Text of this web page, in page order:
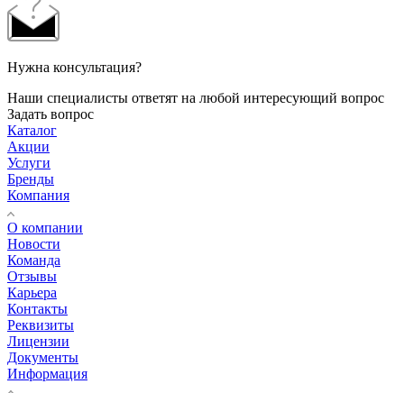
Нужна консультация?
Наши специалисты ответят на любой интересующий вопрос
Задать вопрос
Каталог
Акции
Услуги
Бренды
Компания
О компании
Новости
Команда
Отзывы
Карьера
Контакты
Реквизиты
Лицензии
Документы
Информация